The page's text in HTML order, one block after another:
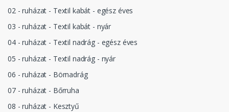
02 - ruházat - Textil kabát - egész éves
03 - ruházat - Textil kabát - nyár
04 - ruházat - Textil nadrág - egész éves
05 - ruházat - Textil nadrág - nyár
06 - ruházat - Börnadrág
07 - ruházat - Bőrruha
08 - ruházat - Kesztyű